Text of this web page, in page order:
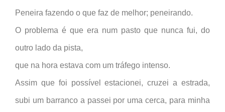
Peneira fazendo o que faz de melhor; peneirando.
O problema é que era num pasto que nunca fui, do
outro lado da pista,
que na hora estava com um tráfego intenso.
Assim que foi possível estacionei, cruzei a estrada,
subi um barranco a passei por uma cerca, para minha